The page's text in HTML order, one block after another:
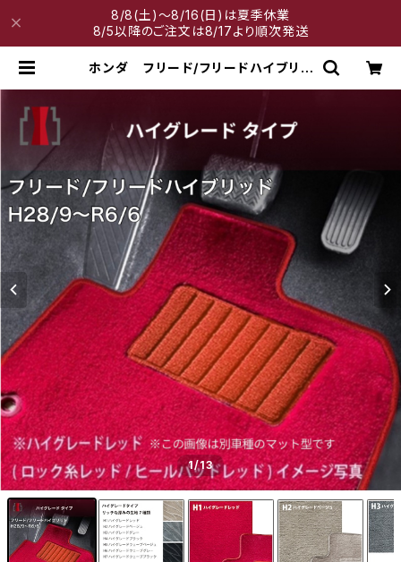
8/8(土)～8/16(日)は夏季休業
8/5以降のご注文は8/17より順次発送
ホンダ フリード/フリードハイブリッ
マット工房
1/13